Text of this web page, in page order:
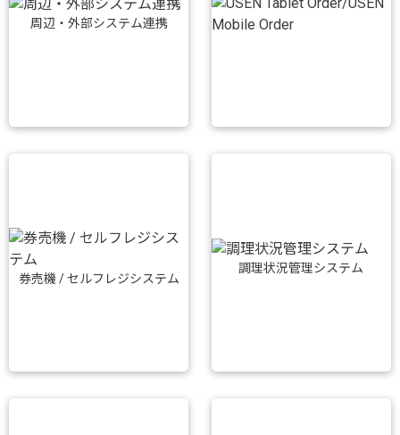
周辺・外部システム連携
券売機 / セルフレジシステム
調理状況管理システム